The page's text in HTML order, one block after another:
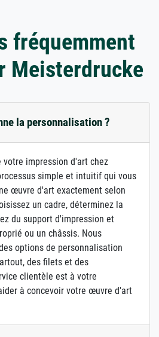
fréquemment
Meisterdrucke
la personnalisation ?
votre impression d'art chez
simple et intuitif qui vous
œuvre d'art exactement selon
un cadre, déterminez la
du support d'impression et
ou un châssis. Nous
options de personnalisation
des filets et des
clientèle est à votre
à concevoir votre œuvre d'art